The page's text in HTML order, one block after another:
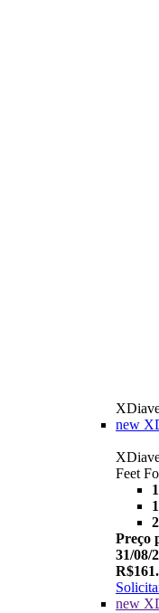
new
Feet
Preço
31/08/
new